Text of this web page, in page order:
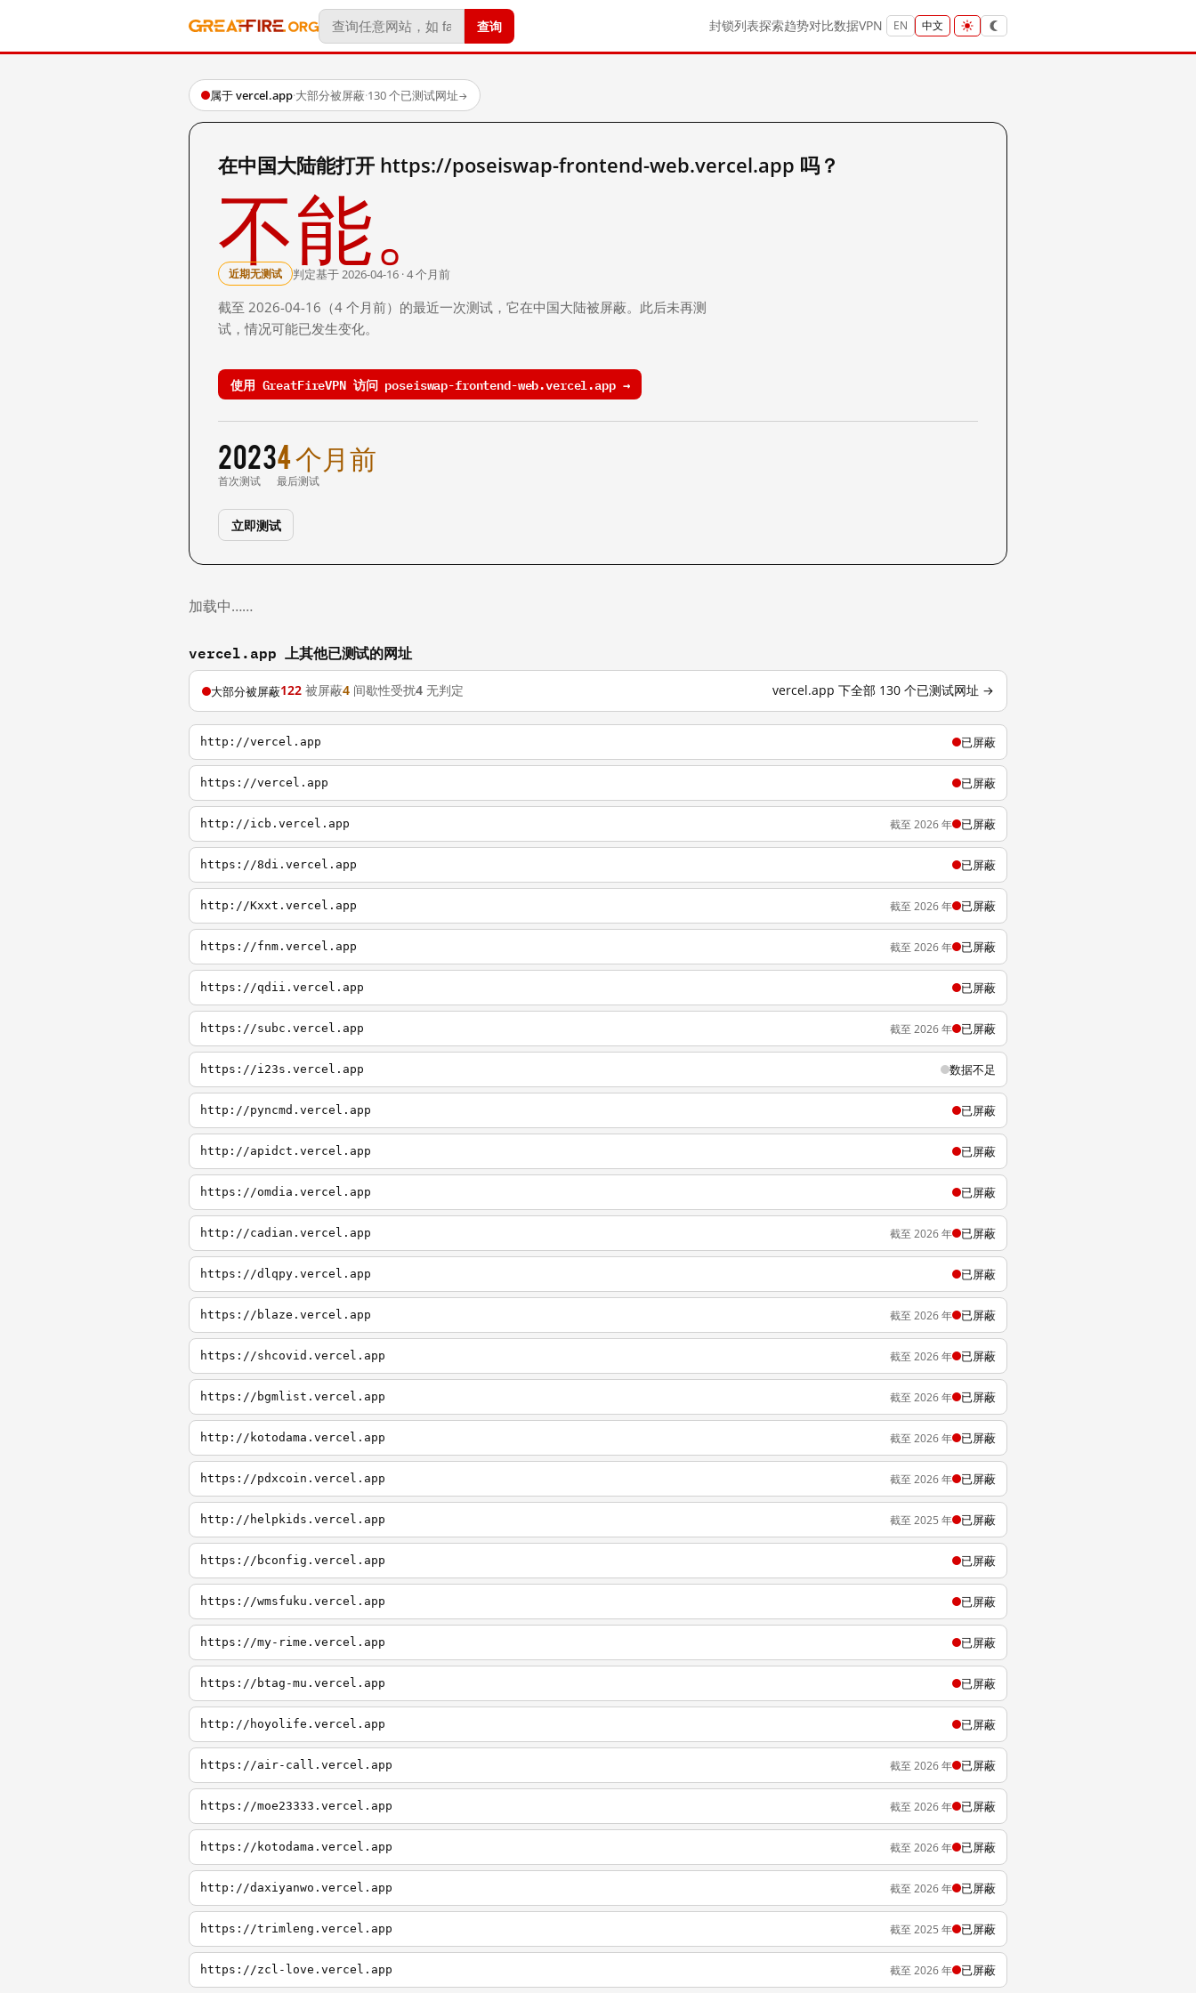
查询 封锁列表探索趋势对比数据VPN EN 中文
属于 vercel.app·大部分被屏蔽·130 个已测试网址→
在中国大陆能打开 https://poseiswap-frontend-web.vercel.app 吗？
不能。
近期无测试 判定基于 2026-04-16 · 4 个月前
截至 2026-04-16（4 个月前）的最近一次测试，它在中国大陆被屏蔽。此后未再测
试，情况可能已发生变化。
使用 GreatFireVPN 访问 poseiswap-frontend-web.vercel.app →
2023
首次测试
4 个月前
最后测试
立即测试
加载中……
vercel.app 上其他已测试的网址
大部分被屏蔽122 被屏蔽4 间歇性受扰4 无判定 vercel.app 下全部 130 个已测试网址 →
http://vercel.app 已屏蔽
https://vercel.app 已屏蔽
http://icb.vercel.app 截至 2026 年 已屏蔽
https://8di.vercel.app 已屏蔽
http://Kxxt.vercel.app 截至 2026 年 已屏蔽
https://fnm.vercel.app 截至 2026 年 已屏蔽
https://qdii.vercel.app 已屏蔽
https://subc.vercel.app 截至 2026 年 已屏蔽
https://i23s.vercel.app 数据不足
http://pyncmd.vercel.app 已屏蔽
http://apidct.vercel.app 已屏蔽
https://omdia.vercel.app 已屏蔽
http://cadian.vercel.app 截至 2026 年 已屏蔽
https://dlqpy.vercel.app 已屏蔽
https://blaze.vercel.app 截至 2026 年 已屏蔽
https://shcovid.vercel.app 截至 2026 年 已屏蔽
https://bgmlist.vercel.app 截至 2026 年 已屏蔽
http://kotodama.vercel.app 截至 2026 年 已屏蔽
https://pdxcoin.vercel.app 截至 2026 年 已屏蔽
http://helpkids.vercel.app 截至 2025 年 已屏蔽
https://bconfig.vercel.app 已屏蔽
https://wmsfuku.vercel.app 已屏蔽
https://my-rime.vercel.app 已屏蔽
https://btag-mu.vercel.app 已屏蔽
http://hoyolife.vercel.app 已屏蔽
https://air-call.vercel.app 截至 2026 年 已屏蔽
https://moe23333.vercel.app 截至 2026 年 已屏蔽
https://kotodama.vercel.app 截至 2026 年 已屏蔽
http://daxiyanwo.vercel.app 截至 2026 年 已屏蔽
https://trimleng.vercel.app 截至 2025 年 已屏蔽
https://zcl-love.vercel.app 截至 2026 年 已屏蔽